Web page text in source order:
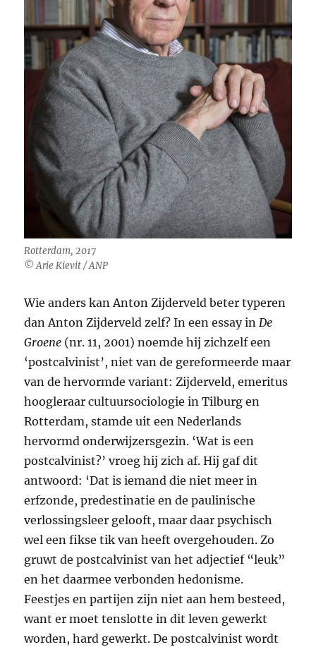
Rotterdam, 2017
© Arie Kievit / ANP
Wie anders kan Anton Zijderveld beter typeren
dan Anton Zijderveld zelf? In een essay inDe
Groene (nr. 11, 2001) noemde hij zichzelf een
‘postcalvinist’, niet van de gereformeerde maar
van de hervormde variant: Zijderveld, emeritus
hoogleraar cultuursociologie in Tilburg en
Rotterdam, stamde uit een Nederlands
hervormd onderwijzersgezin. ‘Wat is een
postcalvinist?’ vroeg hij zich af. Hij gaf dit
antwoord: ‘Dat is iemand die niet meer in
erfzonde, predestinatie en de paulinische
verlossingsleer gelooft, maar daar psychisch
wel een fikse tik van heeft overgehouden. Zo
gruwt de postcalvinist van het adjectief “leuk”
en het daarmee verbonden hedonisme.
Feestjes en partijen zijn niet aan hem besteed,
want er moet tenslotte in dit leven gewerkt
worden, hard gewerkt. De postcalvinist wordt